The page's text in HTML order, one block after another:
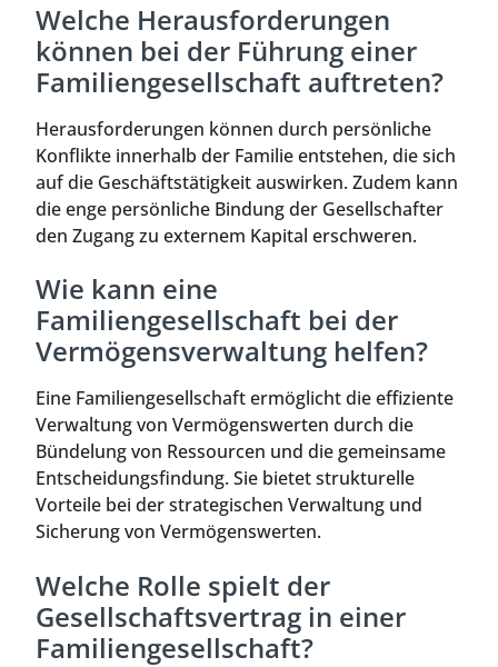
Welche Herausforderungen
können bei der Führung einer
Familiengesellschaft auftreten?
Herausforderungen können durch persönliche
Konflikte innerhalb der Familie entstehen, die sich
auf die Geschäftstätigkeit auswirken. Zudem kann
die enge persönliche Bindung der Gesellschafter
den Zugang zu externem Kapital erschweren.
Wie kann eine
Familiengesellschaft bei der
Vermögensverwaltung helfen?
Eine Familiengesellschaft ermöglicht die effiziente
Verwaltung von Vermögenswerten durch die
Bündelung von Ressourcen und die gemeinsame
Entscheidungsfindung. Sie bietet strukturelle
Vorteile bei der strategischen Verwaltung und
Sicherung von Vermögenswerten.
Welche Rolle spielt der
Gesellschaftsvertrag in einer
Familiengesellschaft?